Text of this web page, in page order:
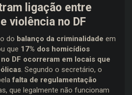
ligação entre
violência no DF
do balanço da criminalidade em
que 17% dos homicídios
DF ocorreram em locais que
. Segundo o secretário, o
falta de regulamentação
que legalmente não funcionam